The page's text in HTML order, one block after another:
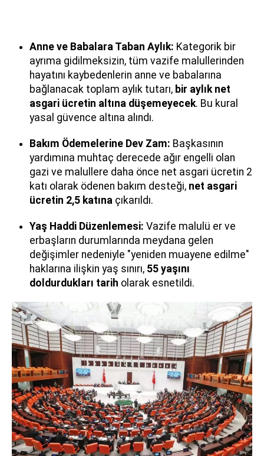
Anne ve Babalara Taban Aylık: Kategorik bir
ayrıma gidilmeksizin, tüm vazife malullerinden
hayatını kaybedenlerin anne ve babalarına
bağlanacak toplam aylık tutarı, bir aylık net
asgari ücretin altına düşemeyecek. Bu kural
yasal güvence altına alındı.
Bakım Ödemelerine Dev Zam: Başkasının
yardımına muhtaç derecede ağır engelli olan
gazi ve malullere daha önce net asgari ücretin 2
katı olarak ödenen bakım desteği, net asgari
ücretin 2,5 katına çıkarıldı.
Yaş Haddi Düzenlemesi: Vazife malulü er ve
erbaşların durumlarında meydana gelen
değişimler nedeniyle "yeniden muayene edilme"
haklarına ilişkin yaş sınırı, 55 yaşını
doldurdukları tarih olarak esnetildi.